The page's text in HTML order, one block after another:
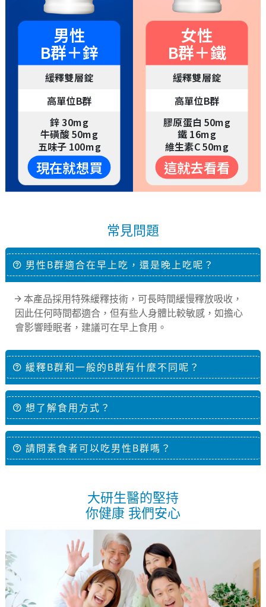
男性
B群＋鋅
緩釋雙層錠
高單位B群
鋅 30mg
牛磺酸 50mg
五味子 100mg
現在就想買
女性
B群＋鐵
緩釋雙層錠
高單位B群
膠原蛋白 50mg
鐵 16mg
維生素C 50mg
這就去看看
常見問題
男性B群適合在早上吃，還是晚上吃呢？
本產品採用特殊緩釋技術，可長時間緩慢釋放吸收，
因此任何時間都適合，但有些人身體比較敏感，如擔心
會影響睡眠者，建議可在早上食用。
緩釋B群和一般的B群有什麼不同呢？
想了解食用方式？
請問素食者可以吃男性B群嗎？
大研生醫的堅持
你健康 我們安心